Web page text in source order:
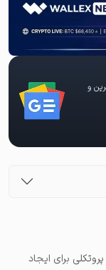
و
پروتکلی برای ایجاد